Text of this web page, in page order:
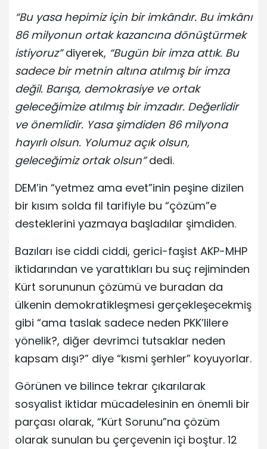
“Bu yasa hepimiz için bir imkândır. Bu imkânı
86 milyonun ortak kazancına dönüştürmek
istiyoruz”diyerek, “Bugün bir imza attık. Bu
sadece bir metnin altına atılmış bir imza
değil. Barışa, demokrasiye ve ortak
geleceğimize atılmış bir imzadır. Değerlidir
ve önemlidir. Yasa şimdiden 86 milyona
hayırlı olsun. Yolumuz açık olsun,
geleceğimiz ortak olsun”dedi.
DEM’in “yetmez ama evet”inin peşine dizilen
bir kısım solda fil tarifiyle bu “çözüm”e
desteklerini yazmaya başladılar şimdiden.
Bazıları ise ciddi ciddi, gerici-faşist AKP-MHP
iktidarından ve yarattıkları bu suç rejiminden
Kürt sorununun çözümü ve buradan da
ülkenin demokratikleşmesi gerçekleşecekmiş
gibi “ama taslak sadece neden PKK’lilere
yönelik?, diğer devrimci tutsaklar neden
kapsam dışı?” diye “kısmi şerhler” koyuyorlar.
Görünen ve bilince tekrar çıkarılarak
sosyalist iktidar mücadelesinin en önemli bir
parçası olarak, “Kürt Sorunu”na çözüm
olarak sunulan bu çerçevenin içi boştur. 12